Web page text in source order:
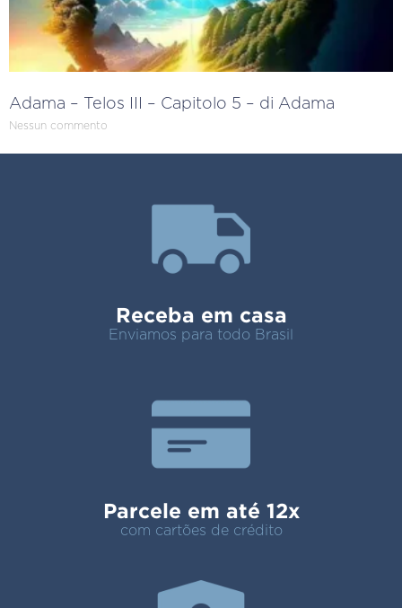
Adama – Telos III – Capitolo 5 – di Adama
Nessun commento
Receba em casa
Enviamos para todo Brasil
Parcele em até 12x
com cartões de crédito